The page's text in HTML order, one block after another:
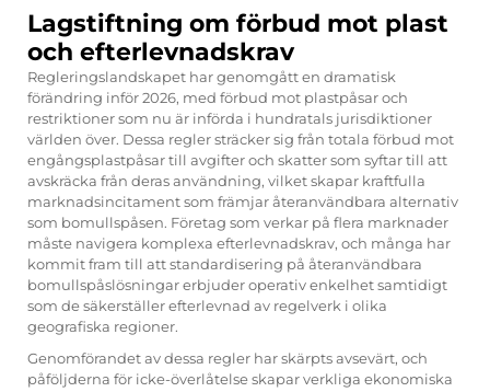
Lagstiftning om förbud mot plast
och efterlevnadskrav
Regleringslandskapet har genomgått en dramatisk
förändring inför 2026, med förbud mot plastpåsar och
restriktioner som nu är införda i hundratals jurisdiktioner
världen över. Dessa regler sträcker sig från totala förbud mot
engångsplastpåsar till avgifter och skatter som syftar till att
avskräcka från deras användning, vilket skapar kraftfulla
marknadsincitament som främjar återanvändbara alternativ
som bomullspåsen. Företag som verkar på flera marknader
måste navigera komplexa efterlevnadskrav, och många har
kommit fram till att standardisering på återanvändbara
bomullspåslösningar erbjuder operativ enkelhet samtidigt
som de säkerställer efterlevnad av regelverk i olika
geografiska regioner.
Genomförandet av dessa regler har skärpts avsevärt, och
påföljderna för icke-överlåtelse skapar verkliga ekonomiska